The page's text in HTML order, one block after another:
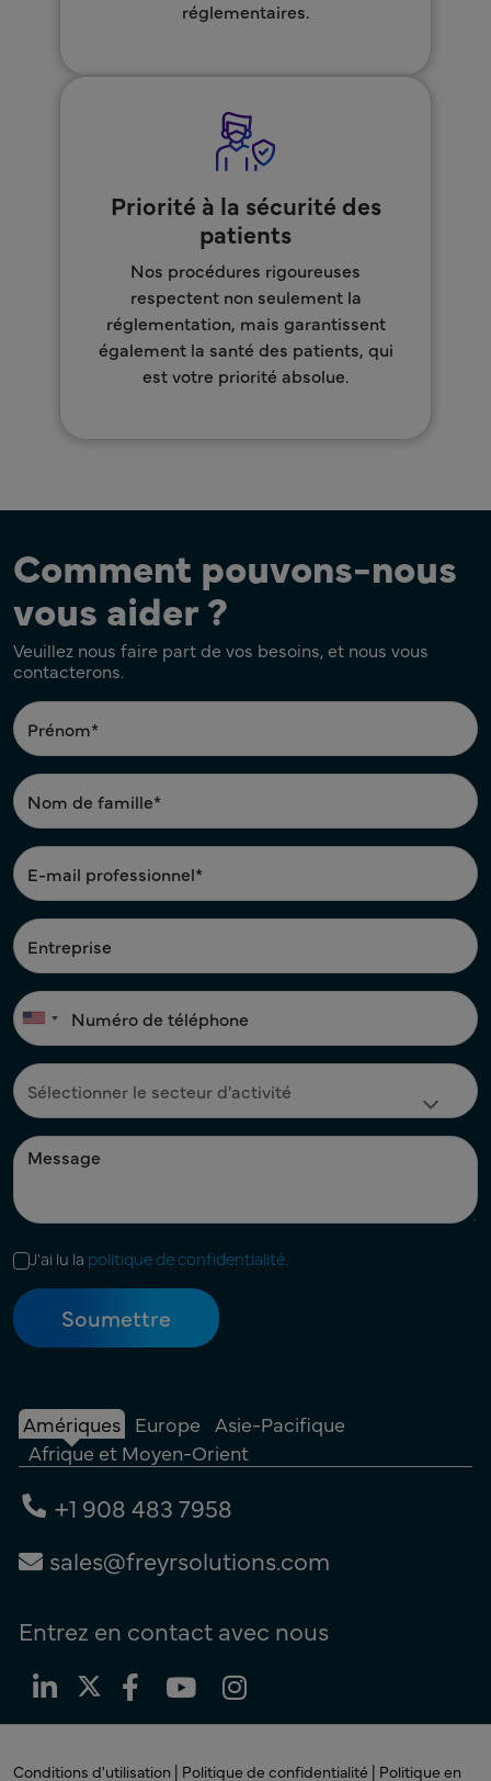
réglementaires.
Priorité à la sécurité des
patients
Nos procédures rigoureuses
respectent non seulement la
réglementation, mais garantissent
également la santé des patients, qui
est votre priorité absolue.
Comment pouvons-nous
vous aider ?
Veuillez nous faire part de vos besoins, et nous vous
contacterons.
J'ai lu la politique de confidentialité.
Amériques Europe Asie-Pacifique
Afrique et Moyen-Orient
+1 908 483 7958
sales@freyrsolutions.com
Entrez en contact avec nous
Conditions d'utilisation | Politique de confidentialité | Politique en